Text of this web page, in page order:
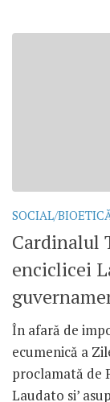
SOCIAL/
Cardinalul
enciclicei
În afară de
ecumenică a
proclamată de
Laudato si’